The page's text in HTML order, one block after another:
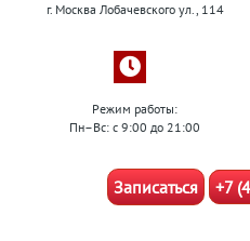
г. Москва Лобачевского ул., 114
Режим работы:
Пн–Вс: с 9:00 до 21:00
Записаться +7